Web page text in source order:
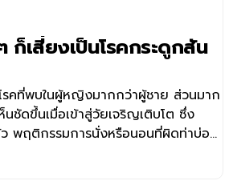
เสี่ยงเป็นโรคกระดูกสัน
รคที่พบในผู้หญิงมากกว่าผู้ชาย ส่วนมาก
นชัดขึ้นเมื่อเข้าสู่วัยเจริญเติบโต ซึ่ง
พฤติกรรมการนั่งหรือนอนที่ผิดท่าบ่อย